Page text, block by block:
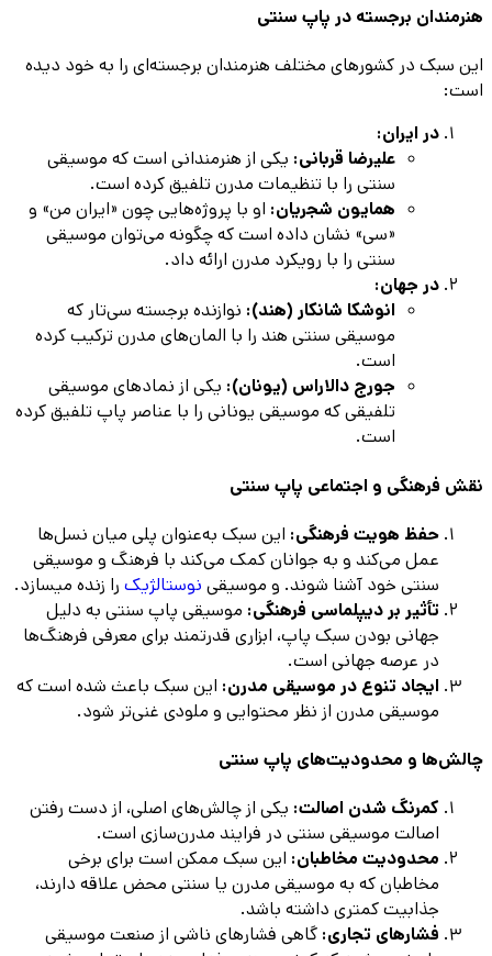
هنرمندان برجسته در پاپ سنتی
این سبک در کشورهای مختلف هنرمندان برجسته‌ای را به خود دیده
است:
در ایران:
علیرضا قربانی: یکی از هنرمندانی است که موسیقی
سنتی را با تنظیمات مدرن تلفیق کرده است.
همایون شجریان: او با پروژه‌هایی چون «ایران من» و
«سی» نشان داده است که چگونه می‌توان موسیقی
سنتی را با رویکرد مدرن ارائه داد.
در جهان:
انوشکا شانکار (هند): نوازنده برجسته سی‌تار که
موسیقی سنتی هند را با المان‌های مدرن ترکیب کرده
است.
جورج دالاراس (یونان): یکی از نمادهای موسیقی
تلفیقی که موسیقی یونانی را با عناصر پاپ تلفیق کرده
است.
نقش فرهنگی و اجتماعی پاپ سنتی
حفظ هویت فرهنگی: این سبک به‌عنوان پلی میان نسل‌ها
عمل می‌کند و به جوانان کمک می‌کند با فرهنگ و موسیقی
سنتی خود آشنا شوند. و موسیقی نوستالژیک را زنده میسازد.
تأثیر بر دیپلماسی فرهنگی: موسیقی پاپ سنتی به دلیل
جهانی بودن سبک پاپ، ابزاری قدرتمند برای معرفی فرهنگ‌ها
در عرصه جهانی است.
ایجاد تنوع در موسیقی مدرن: این سبک باعث شده است که
موسیقی مدرن از نظر محتوایی و ملودی غنی‌تر شود.
چالش‌ها و محدودیت‌های پاپ سنتی
کمرنگ شدن اصالت: یکی از چالش‌های اصلی، از دست رفتن
اصالت موسیقی سنتی در فرایند مدرن‌سازی است.
محدودیت مخاطبان: این سبک ممکن است برای برخی
مخاطبان که به موسیقی مدرن یا سنتی محض علاقه دارند،
جذابیت کمتری داشته باشد.
فشارهای تجاری: گاهی فشارهای ناشی از صنعت موسیقی